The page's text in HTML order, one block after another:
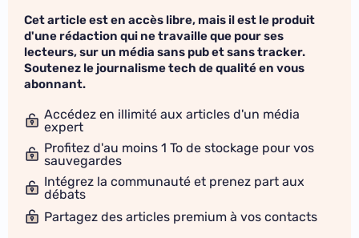
Cet article est en accès libre, mais il est le produit
d'une rédaction qui ne travaille que pour ses
lecteurs, sur un média sans pub et sans tracker.
Soutenez le journalisme tech de qualité en vous
abonnant.
Accédez en illimité aux articles d'un média
expert
Profitez d'au moins 1 To de stockage pour vos
sauvegardes
Intégrez la communauté et prenez part aux
débats
Partagez des articles premium à vos contacts